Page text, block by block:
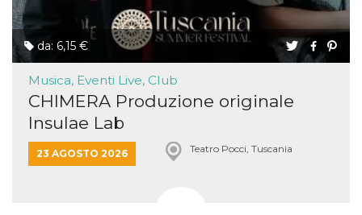
da: 6,15 €
Musica, Eventi Live, Club
CHIMERA Produzione originale
Insulae Lab
23 AGOSTO 2026 Teatro Pocci, Tuscania